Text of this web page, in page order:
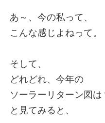
あ～、今の私って、
こんな感じよねって。
そして、
どれどれ、 今年の
ソーラーリターン図は
と 見てみると、